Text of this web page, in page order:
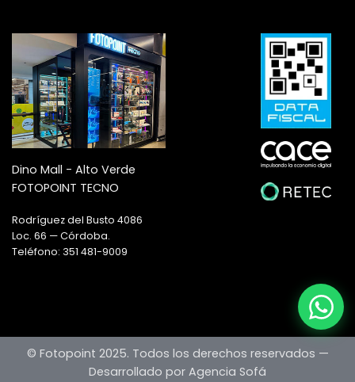
Dino Mall - Alto Verde
FOTOPOINT TECNO
Rodríguez del Busto 4086
Loc. 66 — Córdoba.
Teléfono: 351 481-9009
© Fotopoint 2025. Todos los derechos reservados —
Desarrollado por Agencia Sofá